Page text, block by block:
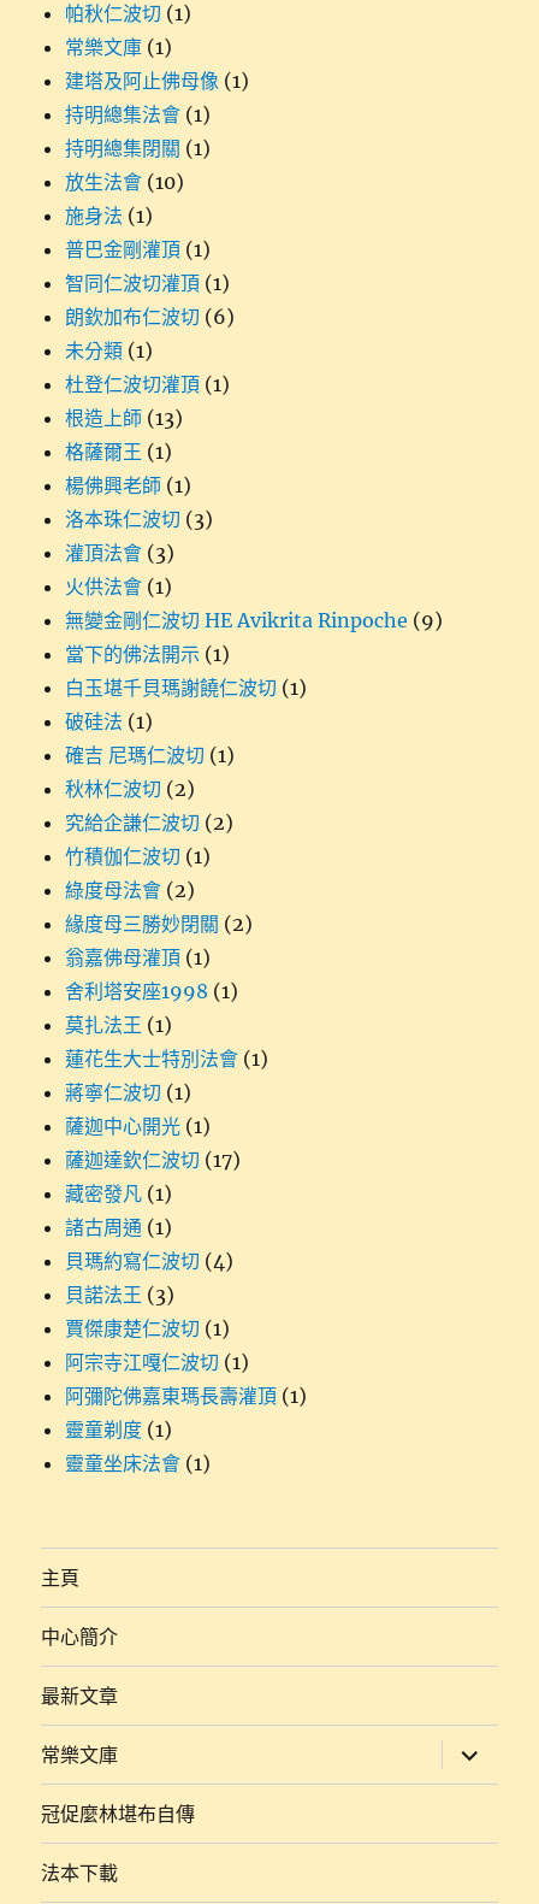
帕秋仁波切 (1)
常樂文庫 (1)
建塔及阿止佛母像 (1)
持明總集法會 (1)
持明總集閉關 (1)
放生法會 (10)
施身法 (1)
普巴金剛灌頂 (1)
智同仁波切灌頂 (1)
朗欽加布仁波切 (6)
未分類 (1)
杜登仁波切灌頂 (1)
根造上師 (13)
格薩爾王 (1)
楊佛興老師 (1)
洛本珠仁波切 (3)
灌頂法會 (3)
火供法會 (1)
無變金剛仁波切 HE Avikrita Rinpoche (9)
當下的佛法開示 (1)
白玉堪千貝瑪謝饒仁波切 (1)
破硅法 (1)
確吉 尼瑪仁波切 (1)
秋林仁波切 (2)
究給企謙仁波切 (2)
竹積伽仁波切 (1)
綠度母法會 (2)
緣度母三勝妙閉關 (2)
翁嘉佛母灌頂 (1)
舍利塔安座1998 (1)
莫扎法王 (1)
蓮花生大士特別法會 (1)
蔣寧仁波切 (1)
薩迦中心開光 (1)
薩迦達欽仁波切 (17)
藏密發凡 (1)
諸古周通 (1)
貝瑪約寫仁波切 (4)
貝諾法王 (3)
賈傑康楚仁波切 (1)
阿宗寺江嘎仁波切 (1)
阿彌陀佛嘉東瑪長壽灌頂 (1)
靈童剃度 (1)
靈童坐床法會 (1)
主頁
中心簡介
最新文章
常樂文庫
展
開
子
冠促麼林堪布自傳
法本下載